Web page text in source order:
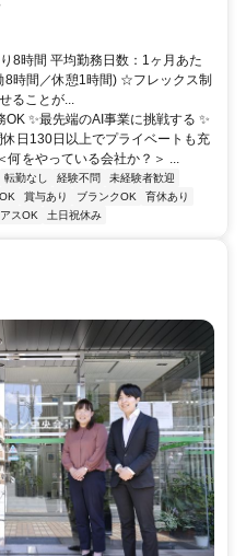
8時間 平均勤務日数：1ヶ月あた
8時間／休憩1時間) ☆フレックス制
ることが...
✨最先端のAI事業に挑戦する ✨
日130日以上でプライベートも充
っている会社か？＞ ...
転勤なし 経験不問
未経験者歓迎
賞与あり ブランクOK
育休あり
スOK 土日祝休み